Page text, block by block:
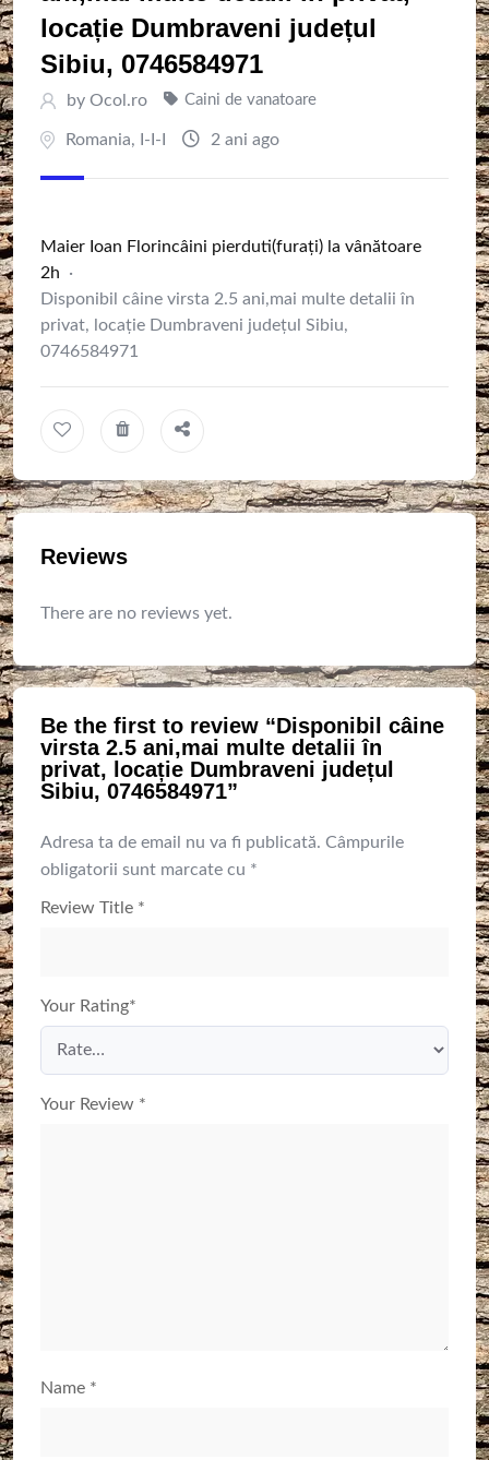
locație Dumbraveni județul
Sibiu, 0746584971
by Ocol.ro Caini de vanatoare
Romania, I-I-I 2 ani ago
Maier Ioan Florincâini pierduti(furați) la vânătoare
2h
·
Disponibil câine virsta 2.5 ani,mai multe detalii în
privat, locație Dumbraveni județul Sibiu,
0746584971
Reviews
There are no reviews yet.
Be the first to review “Disponibil câine
virsta 2.5 ani,mai multe detalii în
privat, locație Dumbraveni județul
Sibiu, 0746584971”
Adresa ta de email nu va fi publicată. Câmpurile
obligatorii sunt marcate cu *
Review Title *
Your Rating*
Your Review *
Name *